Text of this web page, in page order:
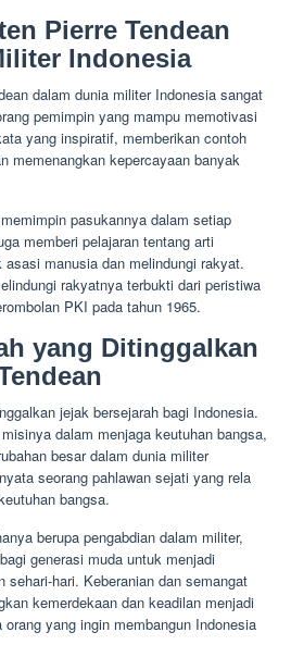
Pierre Tendean
Indonesia
dalam dunia militer Indonesia sangat
pemimpin yang mampu memotivasi
yang inspiratif, memberikan contoh
memenangkan kepercayaan banyak
pasukannya dalam setiap
memberi pelajaran tentang arti
manusia dan melindungi rakyat.
rakyatnya terbukti dari peristiwa
PKI pada tahun 1965.
yang Ditinggalkan
jejak bersejarah bagi Indonesia.
dalam menjaga keutuhan bangsa,
besar dalam dunia militer
seorang pahlawan sejati yang rela
bangsa.
berupa pengabdian dalam militer,
generasi muda untuk menjadi
sehari-hari. Keberanian dan semangat
kemerdekaan dan keadilan menjadi
yang ingin membangun Indonesia